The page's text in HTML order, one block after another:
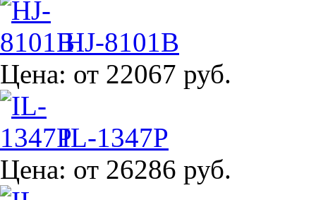
HJ-8101B
Цена: от 22067 руб.
IL-1347P
Цена: от 26286 руб.